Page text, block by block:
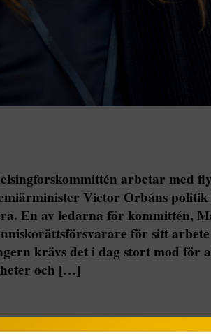
arbetar med
Victor Orbáns
En av ledarna för kommittén,
för sitt
krävs det i dag stort mod för
och […]